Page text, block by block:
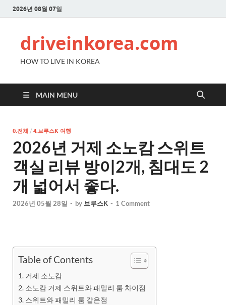
2026년 08월 07일
driveinkorea.com
HOW TO LIVE IN KOREA
MAIN MENU
0.전체 / 4.브루스K 여행
2026년 거제 소노캄 스위트
객실 리뷰 방이2개, 침대도 2
개 넓어서 좋다.
2026년 05월 28일 - by 브루스K - 1 Comment
Table of Contents
거제 소노캄
소노캄 거제 스위트와 패밀리 룸 차이점
스위트와 패밀리 룸 같은점